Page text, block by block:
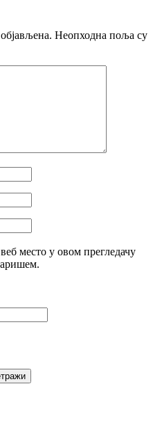
Неопходна поља су
место у овом прегледачу